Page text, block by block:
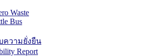
Waste
Bus
ความยั่งยืน
Report